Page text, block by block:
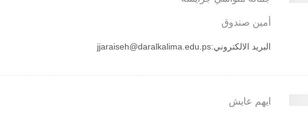
أمين صندوق
البريد الالكتروني:jjaraiseh@daralkalima.edu.ps
ايهم عايش